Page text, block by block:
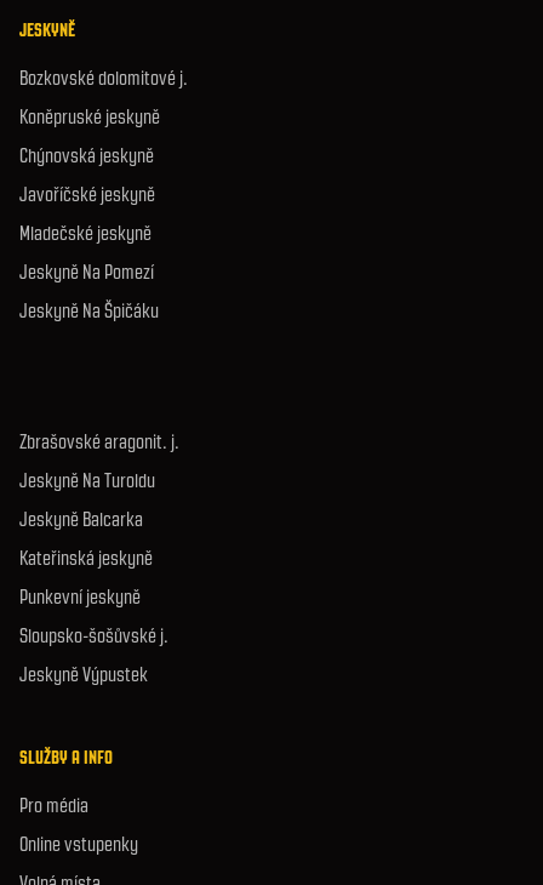
JESKYNĚ
Bozkovské dolomitové j.
Koněpruské jeskyně
Chýnovská jeskyně
Javoříčské jeskyně
Mladečské jeskyně
Jeskyně Na Pomezí
Jeskyně Na Špičáku
Zbrašovské aragonit. j.
Jeskyně Na Turoldu
Jeskyně Balcarka
Kateřinská jeskyně
Punkevní jeskyně
Sloupsko-šošůvské j.
Jeskyně Výpustek
SLUŽBY A INFO
Pro média
Online vstupenky